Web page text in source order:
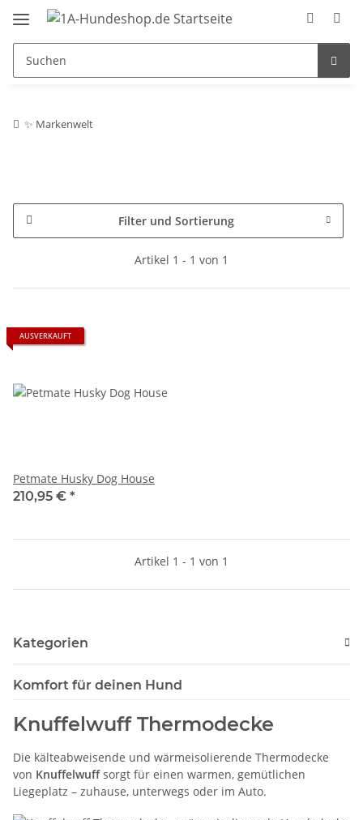
✨ Markenwelt
Filter und Sortierung
Artikel 1 - 1 von 1
AUSVERKAUFT
Petmate Husky Dog House
210,95 € *
Artikel 1 - 1 von 1
Kategorien
Komfort für deinen Hund
Knuffelwuff Thermodecke
Die kälteabweisende und wärmeisolierende Thermodecke
von Knuffelwuffsorgt für einen warmen, gemütlichen
Liegeplatz – zuhause, unterwegs oder im Auto.